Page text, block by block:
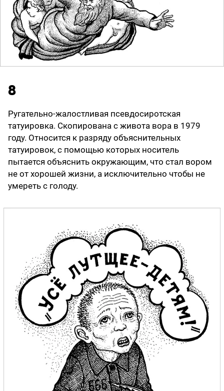
8
Ругательно-жалостливая псевдосиротская
татуировка. Скопирована с живота вора в 1979
году. Относится к разряду объяснительных
татуировок, с помощью которых носитель
пытается объяснить окружающим, что стал вором
не от хорошей жизни, а исключительно чтобы не
умереть с голоду.